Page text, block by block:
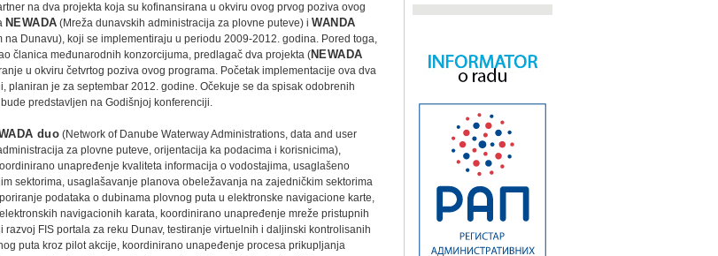
na dva projekta koja su kofinansirana u okviru ovog prvog poziva ovog
NEWADA (Mreža dunavskih administracija za plovne puteve) iWANDA
Dunavu), koji se implementiraju u periodu 2009-2012. godina. Pored toga,
članica međunarodnih konzorcijuma, predlagač dva projekta (NEWADA
u okviru četvrtog poziva ovog programa. Početak implementacije ova dva
planiran je za septembar 2012. godine. Očekuje se da spisak odobrenih
predstavljen na Godišnjoj konferenciji.
duo(Network of Danube Waterway Administrations, data and user
za plovne puteve, orijentacija ka podacima i korisnicima),
unapređenje kvaliteta informacija o vodostajima, usaglašeno
sektorima, usaglašavanje planova obeležavanja na zajedničkim sektorima
podataka o dubinama plovnog puta u elektronske navigacione karte,
navigacionih karata, koordinirano unapređenje mreže pristupnih
razvoj FIS portala za reku Dunav, testiranje virtuelnih i daljinski kontrolisanih
puta kroz pilot akcije, koordinirano unapeđenje procesa prikupljanja